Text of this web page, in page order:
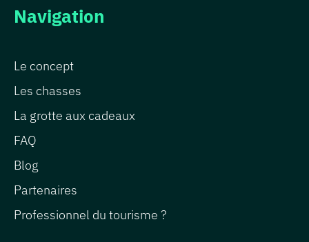
Navigation
Le concept
Les chasses
La grotte aux cadeaux
FAQ
Blog
Partenaires
Professionnel du tourisme ?